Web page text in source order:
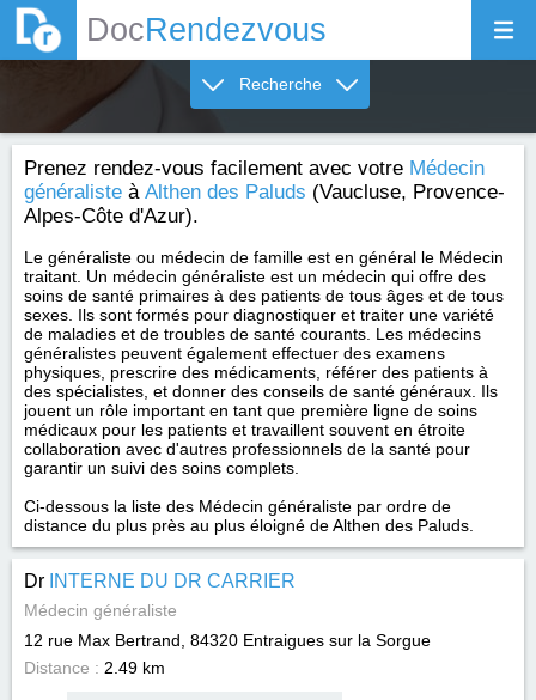
DocRendezvous
Recherche
Prenez rendez-vous facilement avec votre Médecin
généraliste à Althen des Paluds (Vaucluse, Provence-
Alpes-Côte d'Azur).
Le généraliste ou médecin de famille est en général le Médecin
traitant. Un médecin généraliste est un médecin qui offre des
soins de santé primaires à des patients de tous âges et de tous
sexes. Ils sont formés pour diagnostiquer et traiter une variété
de maladies et de troubles de santé courants. Les médecins
généralistes peuvent également effectuer des examens
physiques, prescrire des médicaments, référer des patients à
des spécialistes, et donner des conseils de santé généraux. Ils
jouent un rôle important en tant que première ligne de soins
médicaux pour les patients et travaillent souvent en étroite
collaboration avec d'autres professionnels de la santé pour
garantir un suivi des soins complets.
Ci-dessous la liste des Médecin généraliste par ordre de
distance du plus près au plus éloigné de Althen des Paluds.
Dr INTERNE DU DR CARRIER
Médecin généraliste
12 rue Max Bertrand, 84320 Entraigues sur la Sorgue
Distance : 2.49 km